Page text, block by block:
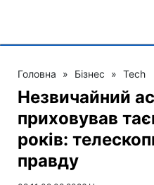
Головна » Бізнес » Tech
Незвичайний
приховував
років:
правду